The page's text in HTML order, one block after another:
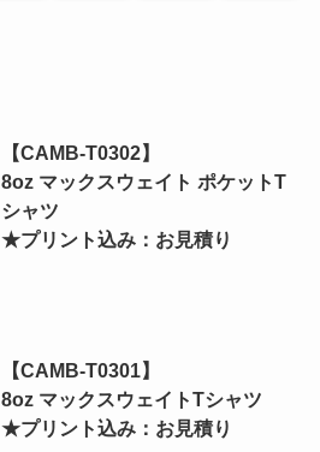
【CAMB-T0302】
8oz マックスウェイト ポケットT
シャツ
★プリント込み：お見積り
【CAMB-T0301】
8oz マックスウェイトTシャツ
★プリント込み：お見積り